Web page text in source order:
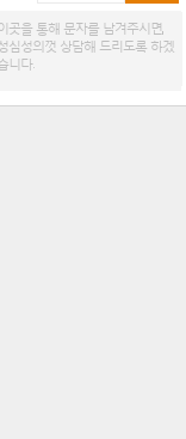
곳을 통해 문자를 남겨주시면,
심성의껏 상담해 드리도록 하겠
니다.